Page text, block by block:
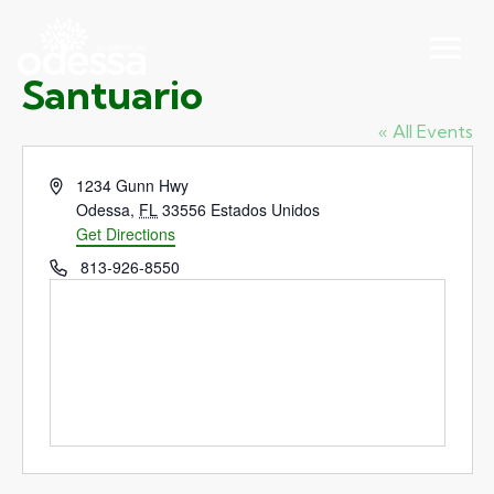
Santuario
« All Events
Address1234 Gunn Hwy
Odessa, FL 33556 Estados Unidos
Get Directions
Phone813-926-8550